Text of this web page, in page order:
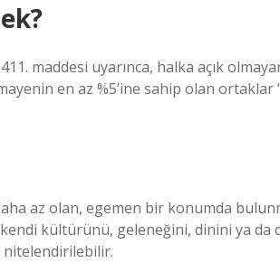
maddesi uyarınca, halka açık
en az %5’ine sahip olan ortaklar
az olan, egemen bir konumda
kültürünü, geleneğini, dinini ya
nitelendirilebilir.